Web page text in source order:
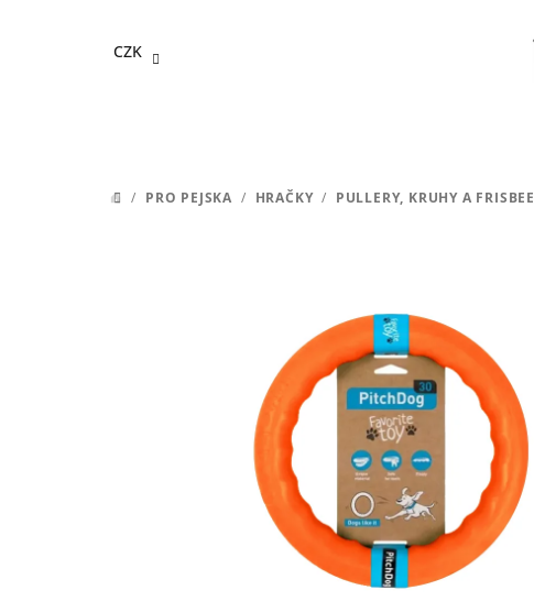
CZK
DOMŮ
/ PRO PEJSKA / HRAČKY / PULLERY, KRUHY A FRISBEE